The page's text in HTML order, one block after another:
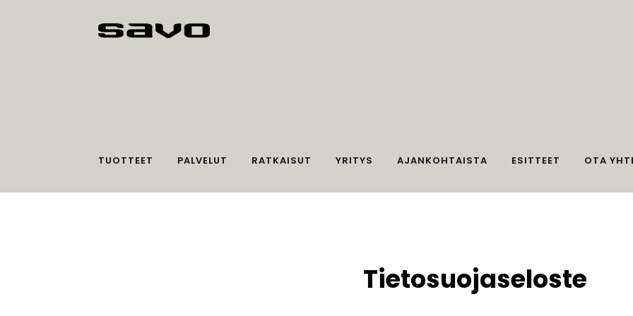
TUOTTEET PALVELUT RATKAISUT YRITYS AJANKOHTAISTA ESITTEET OTA
Tietosuojaseloste